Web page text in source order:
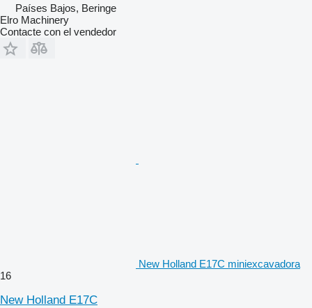
Países Bajos, Beringe
Elro Machinery
Contacte con el vendedor
New Holland E17C miniexcavadora
16
New Holland E17C